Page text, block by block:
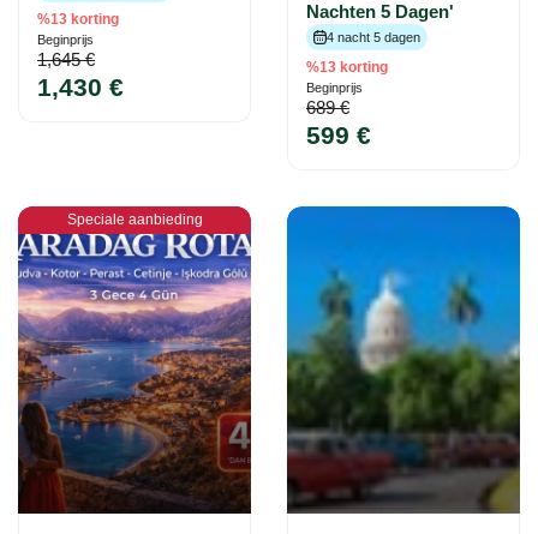
%13 korting
Beginprijs
1,645 €
1,430 €
Nachten 5 Dagen'
4 nacht 5 dagen
%13 korting
Beginprijs
689 €
599 €
Speciale aanbieding